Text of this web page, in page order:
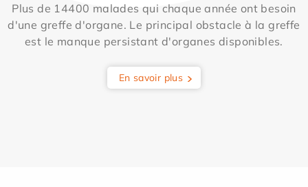
Plus de 14400 malades qui chaque année ont besoin
d'une greffe d'organe. Le principal obstacle à la greffe
est le manque persistant d'organes disponibles.
En savoir plus